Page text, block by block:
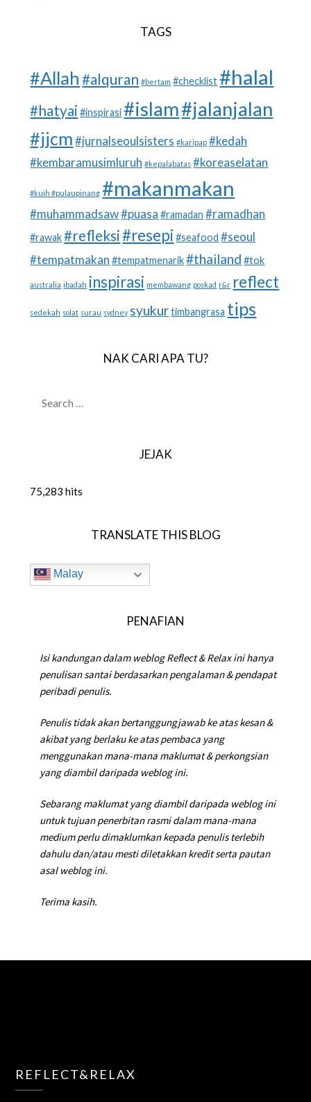
TAGS
#Allah #alquran #bertam #checklist #halal
#hatyai #inspirasi #islam#jalanjalan
#jjcm #jurnalseoulsisters #karipap #kedah
#kembaramusimluruh #kepalabatas #koreaselatan
#kuih #pulaupinang #makanmakan
#muhammadsaw#puasa #ramadan #ramadhan
#rawak #refleksi#resepi #seafood #seoul
#tempatmakan #tempatmenarik #thailand #tok
australia ibadah inspirasi membawang poskad r&r reflect
sedekah solat surau sydney syukur timbangrasa tips
NAK CARI APA TU?
JEJAK
75,283 hits
TRANSLATE THIS BLOG
Malay
PENAFIAN
Isi kandungan dalam weblog Reflect & Relax ini hanya
penulisan santai berdasarkan pengalaman & pendapat
peribadi penulis.
Penulis tidak akan bertanggungjawab ke atas kesan &
akibat yang berlaku ke atas pembaca yang
menggunakan mana-mana maklumat & perkongsian
yang diambil daripada weblog ini.
Sebarang maklumat yang diambil daripada weblog ini
untuk tujuan penerbitan rasmi dalam mana-mana
medium perlu dimaklumkan kepada penulis terlebih
dahulu dan/atau mesti diletakkan kredit serta pautan
asal weblog ini.
Terima kasih.
REFLECT&RELAX